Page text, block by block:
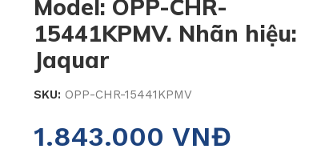
Model: OPP-CHR-
15441KPMV. Nhãn hiệu:
Jaquar
SKU: OPP-CHR-15441KPMV
1.843.000 VNĐ